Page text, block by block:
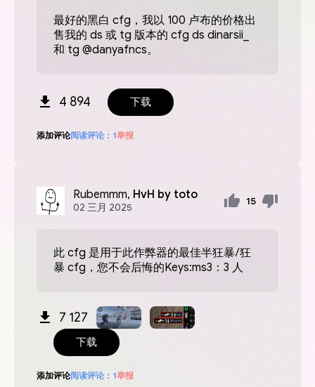
最好的黑白 cfg，我以 100 卢布的价格出
售我的 ds 或 tg 版本的 cfg ds dinarsii_
和 tg @danyafncs。
4 894 下载
添加评论阅读评论： 1举报
Rubemmm, HvH by toto
02 三月 2025
15
此 cfg 是用于此作弊器的最佳半狂暴/狂
暴 cfg，您不会后悔的Keys:ms3：3 人
7 127
下载
添加评论阅读评论： 1举报